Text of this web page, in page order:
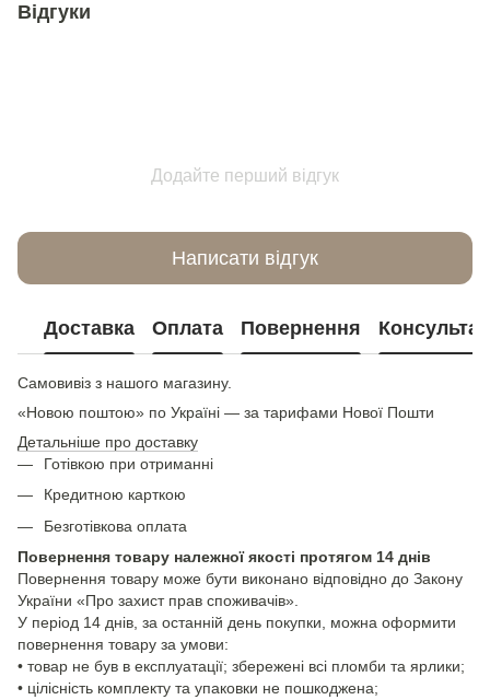
Відгуки
Додайте перший відгук
Написати відгук
Доставка Оплата Повернення
Самовивіз з нашого магазину.
«Новою поштою» по Україні — за тарифами Нової Пошти
Детальніше про доставку
Готівкою при отриманні
Кредитною карткою
Безготівкова оплата
Повернення товару належної якості протягом 14 днів
Повернення товару може бути виконано відповідно до Закону
України «Про захист прав споживачів».
У період 14 днів, за останній день покупки, можна оформити
повернення товару за умови:
• товар не був в експлуатації; збережені всі пломби та ярлики;
• цілісність комплекту та упаковки не пошкоджена;